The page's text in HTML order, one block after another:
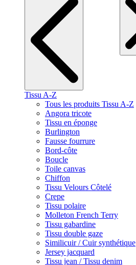
Tissu A-Z
Tous les produits Tissu A-Z
Angora tricote
Tissu en éponge
Burlington
Fausse fourrure
Bord-côte
Boucle
Toile canvas
Chiffon
Tissu Velours Côtelé
Crepe
Tissu polaire
Molleton French Terry
Tissu gabardine
Tissu double gaze
Similicuir / Cuir synthétique
Jersey jacquard
Tissu jean / Tissu denim